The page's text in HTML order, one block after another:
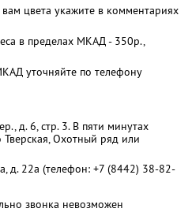
цвета укажите в комментариях
в пределах МКАД - 350р.,
уточняйте по телефону
д. 6, стр. 3. В пяти минутах
Охотный ряд или
д. 22а (телефон: +7 (8442) 38-82-
звонка невозможен